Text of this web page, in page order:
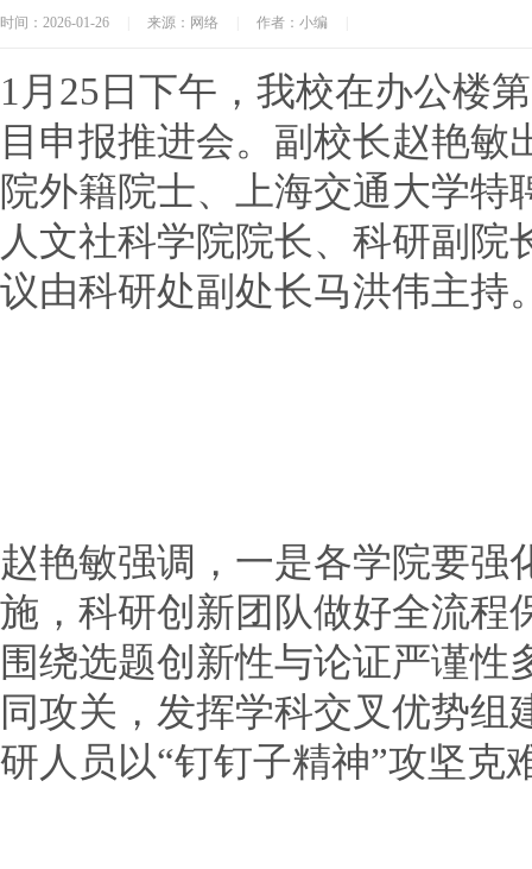
时间：2026-01-26 来源：网络 作者：小编
1月25日下午，我校在办公楼
目申报推进会。副校长赵艳
院外籍院士、上海交通大学特
人文社科学院院长、科研副
议由科研处副处长马洪伟主持
赵艳敏强调，一是各学院要强
施，科研创新团队做好全流程
围绕选题创新性与论证严谨
同攻关，发挥学科交叉优势
研人员以“钉钉子精神”攻坚克